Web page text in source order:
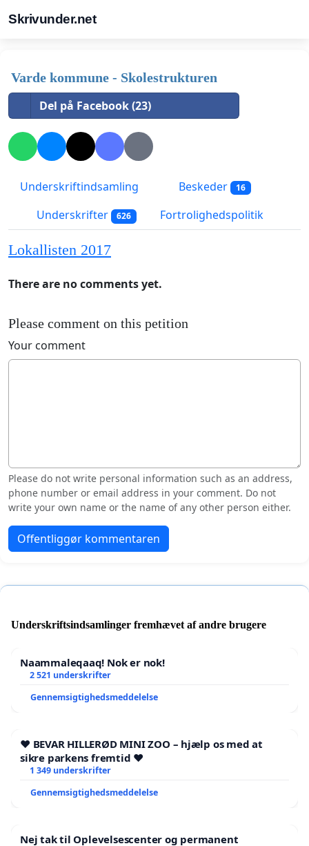
Skrivunder.net
Varde kommune - Skolestrukturen
Del på Facebook (23)
Underskriftindsamling Beskeder 16
Underskrifter 626 Fortrolighedspolitik
Lokallisten 2017
There are no comments yet.
Please comment on this petition
Your comment
Please do not write personal information such as an address,
phone number or email address in your comment. Do not
write your own name or the name of any other person either.
Offentliggør kommentaren
Underskriftsindsamlinger fremhævet af andre brugere
Naammaleqaaq! Nok er nok!
2 521 underskrifter
Gennemsigtighedsmeddelelse
❤️ BEVAR HILLERØD MINI ZOO – hjælp os med at
sikre parkens fremtid ❤️
1 349 underskrifter
Gennemsigtighedsmeddelelse
Nej tak til Oplevelsescenter og permanent